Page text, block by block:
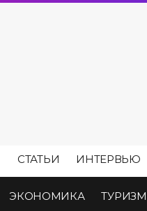
СТАТЬИ ИНТЕРВЬЮ
ЭКОНОМИКА ТУРИЗМ